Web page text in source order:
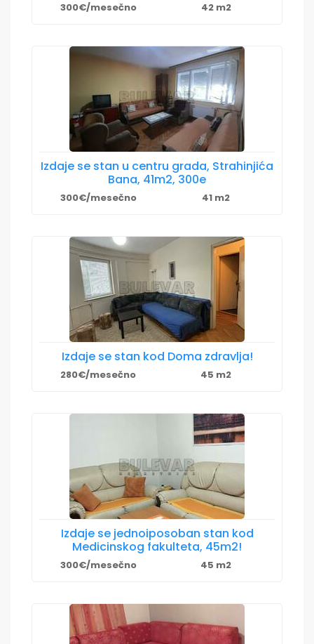
300€/mesečno 42 m2
Izdaje se stan u centru grada, Strahinjića
Bana, 41m2, 300e
300€/mesečno 41 m2
Izdaje se stan kod Doma zdravlja!
280€/mesečno 45 m2
Izdaje se jednoiposoban stan kod
Medicinskog fakulteta, 45m2!
300€/mesečno 45 m2